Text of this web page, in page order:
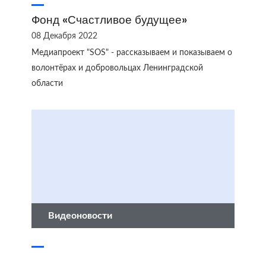
Фонд «Счастливое будущее»
08 Декабря 2022
Медиапроект "SOS" - рассказываем и показываем о
волонтёрах и добровольцах Ленинградской
области
Видеоновости